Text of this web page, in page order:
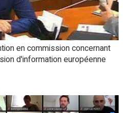
en commission concernant
d'information européenne